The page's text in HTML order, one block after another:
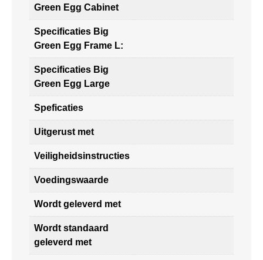
Green Egg Cabinet
Specificaties Big
Green Egg Frame L:
Specificaties Big
Green Egg Large
Speficaties
Uitgerust met
Veiligheidsinstructies
Voedingswaarde
Wordt geleverd met
Wordt standaard
geleverd met